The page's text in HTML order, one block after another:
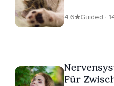
4.6 Guided ·
Für